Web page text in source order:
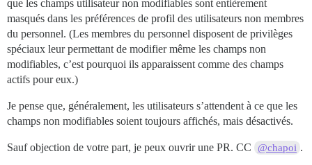
que les champs utilisateur non modifiables sont entièrement
masqués dans les préférences de profil des utilisateurs non membres
du personnel. (Les membres du personnel disposent de privilèges
spéciaux leur permettant de modifier même les champs non
modifiables, c’est pourquoi ils apparaissent comme des champs
actifs pour eux.)
Je pense que, généralement, les utilisateurs s’attendent à ce que les
champs non modifiables soient toujours affichés, mais désactivés.
Sauf objection de votre part, je peux ouvrir une PR. CC @chapoi .